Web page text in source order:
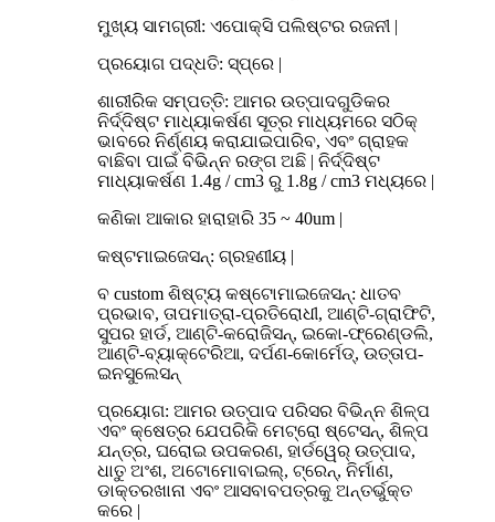
ମୁଖ୍ୟ ସାମଗ୍ରୀ: ଏପୋକ୍ସି ପଲିଷ୍ଟର ରଜନୀ |
ପ୍ରୟୋଗ ପଦ୍ଧତି: ସ୍ପ୍ରେ |
ଶାରୀରିକ ସମ୍ପତ୍ତି: ଆମର ଉତ୍ପାଦଗୁଡିକର
ନିର୍ଦ୍ଦିଷ୍ଟ ମାଧ୍ୟାକର୍ଷଣ ସୂତ୍ର ମାଧ୍ୟମରେ ସଠିକ୍
ଭାବରେ ନିର୍ଣ୍ଣୟ କରାଯାଇପାରିବ, ଏବଂ ଗ୍ରାହକ
ବାଛିବା ପାଇଁ ବିଭିନ୍ନ ରଙ୍ଗ ଅଛି | ନିର୍ଦ୍ଦିଷ୍ଟ
ମାଧ୍ୟାକର୍ଷଣ 1.4g / cm3 ରୁ 1.8g / cm3 ମଧ୍ୟରେ |
କଣିକା ଆକାର ହାରାହାରି 35 ~ 40um |
କଷ୍ଟମାଇଜେସନ୍: ଗ୍ରହଣୀୟ |
ବ custom ଶିଷ୍ଟ୍ୟ କଷ୍ଟୋମାଇଜେସନ୍: ଧାତବ
ପ୍ରଭାବ, ତାପମାତ୍ରା-ପ୍ରତିରୋଧୀ, ଆଣ୍ଟି-ଗ୍ରାଫିଟି,
ସୁପର ହାର୍ଡ, ଆଣ୍ଟି-କରୋଜିସନ୍, ଇକୋ-ଫ୍ରେଣ୍ଡଲି,
ଆଣ୍ଟି-ବ୍ୟାକ୍ଟେରିଆ, ଦର୍ପଣ-କୋର୍ମେଡ୍, ଉତ୍ତାପ-
ଇନସୁଲେସନ୍
ପ୍ରୟୋଗ: ଆମର ଉତ୍ପାଦ ପରିସର ବିଭିନ୍ନ ଶିଳ୍ପ
ଏବଂ କ୍ଷେତ୍ର ଯେପରିକି ମେଟ୍ରୋ ଷ୍ଟେସନ୍, ଶିଳ୍ପ
ଯନ୍ତ୍ର, ଘରୋଇ ଉପକରଣ, ହାର୍ଡୱେର୍ ଉତ୍ପାଦ,
ଧାତୁ ଅଂଶ, ଅଟୋମୋବାଇଲ୍, ଟ୍ରେନ୍, ନିର୍ମାଣ,
ଡାକ୍ତରଖାନା ଏବଂ ଆସବାବପତ୍ରକୁ ଅନ୍ତର୍ଭୁକ୍ତ
କରେ |